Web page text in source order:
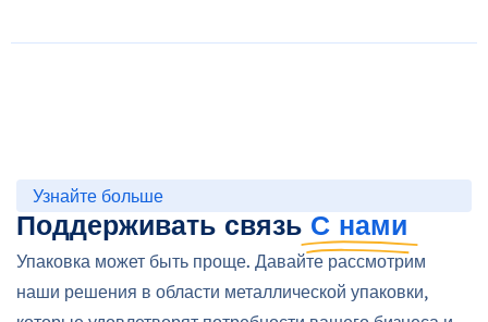
Узнайте больше
Поддерживать связь С нами
Упаковка может быть проще. Давайте рассмотрим
наши решения в области металлической упаковки,